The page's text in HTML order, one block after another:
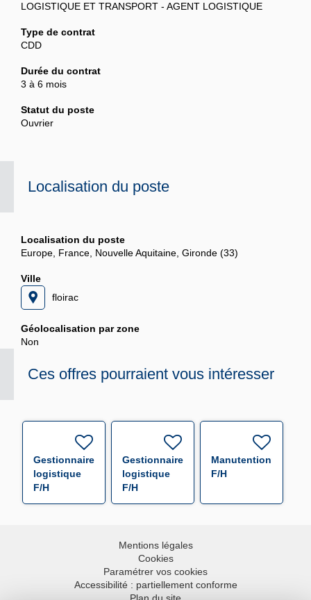
LOGISTIQUE ET TRANSPORT - AGENT LOGISTIQUE
Type de contrat
CDD
Durée du contrat
3 à 6 mois
Statut du poste
Ouvrier
Localisation du poste
Localisation du poste
Europe, France, Nouvelle Aquitaine, Gironde (33)
Ville
floirac
Géolocalisation par zone
Non
Ces offres pourraient vous intéresser
Gestionnaire
logistique
F/H
Gestionnaire
logistique
F/H
Manutentionnaire
F/H
Mentions légales
Cookies
Paramétrer vos cookies
Accessibilité : partiellement conforme